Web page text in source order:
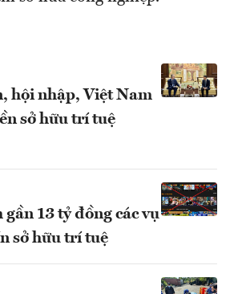
hội nhập, Việt Nam
sở hữu trí tuệ
13 tỷ đồng các vụ
sở hữu trí tuệ